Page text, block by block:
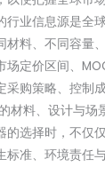
行业信息源是全
材料、不同容量
场定价区间、
采购策略、控制
材料、设计与场
的选择时，不仅
标准、环境责任